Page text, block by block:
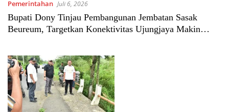
Pemerintahan Juli 6, 2026
Bupati Dony Tinjau Pembangunan Jembatan Sasak
Beureum, Targetkan Konektivitas Ujungjaya Makin